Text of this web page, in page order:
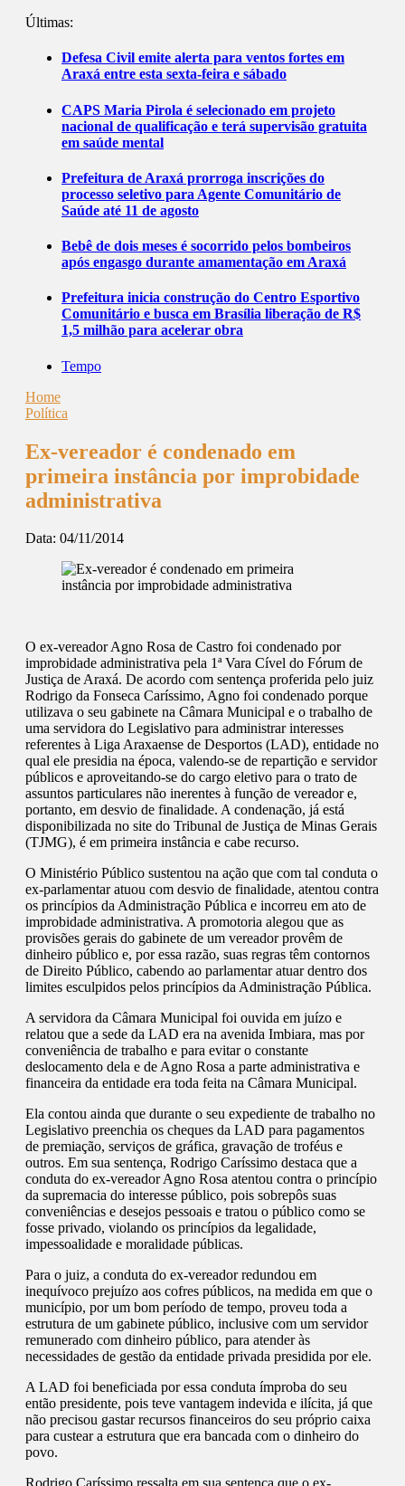
Últimas:
Defesa Civil emite alerta para ventos fortes em
Araxá entre esta sexta-feira e sábado
CAPS Maria Pirola é selecionado em projeto
nacional de qualificação e terá supervisão gratuita
em saúde mental
Prefeitura de Araxá prorroga inscrições do
processo seletivo para Agente Comunitário de
Saúde até 11 de agosto
Bebê de dois meses é socorrido pelos bombeiros
após engasgo durante amamentação em Araxá
Prefeitura inicia construção do Centro Esportivo
Comunitário e busca em Brasília liberação de R$
1,5 milhão para acelerar obra
Tempo
Home
Política
Ex-vereador é condenado em
primeira instância por improbidade
administrativa
Data: 04/11/2014
O ex-vereador Agno Rosa de Castro foi condenado por
improbidade administrativa pela 1ª Vara Cível do Fórum de
Justiça de Araxá. De acordo com sentença proferida pelo juiz
Rodrigo da Fonseca Caríssimo, Agno foi condenado porque
utilizava o seu gabinete na Câmara Municipal e o trabalho de
uma servidora do Legislativo para administrar interesses
referentes à Liga Araxaense de Desportos (LAD), entidade no
qual ele presidia na época, valendo-se de repartição e servidor
públicos e aproveitando-se do cargo eletivo para o trato de
assuntos particulares não inerentes à função de vereador e,
portanto, em desvio de finalidade. A condenação, já está
disponibilizada no site do Tribunal de Justiça de Minas Gerais
(TJMG), é em primeira instância e cabe recurso.
O Ministério Público sustentou na ação que com tal conduta o
ex-parlamentar atuou com desvio de finalidade, atentou contra
os princípios da Administração Pública e incorreu em ato de
improbidade administrativa. A promotoria alegou que as
provisões gerais do gabinete de um vereador provêm de
dinheiro público e, por essa razão, suas regras têm contornos
de Direito Público, cabendo ao parlamentar atuar dentro dos
limites esculpidos pelos princípios da Administração Pública.
A servidora da Câmara Municipal foi ouvida em juízo e
relatou que a sede da LAD era na avenida Imbiara, mas por
conveniência de trabalho e para evitar o constante
deslocamento dela e de Agno Rosa a parte administrativa e
financeira da entidade era toda feita na Câmara Municipal.
Ela contou ainda que durante o seu expediente de trabalho no
Legislativo preenchia os cheques da LAD para pagamentos
de premiação, serviços de gráfica, gravação de troféus e
outros. Em sua sentença, Rodrigo Caríssimo destaca que a
conduta do ex-vereador Agno Rosa atentou contra o princípio
da supremacia do interesse público, pois sobrepôs suas
conveniências e desejos pessoais e tratou o público como se
fosse privado, violando os princípios da legalidade,
impessoalidade e moralidade públicas.
Para o juiz, a conduta do ex-vereador redundou em
inequívoco prejuízo aos cofres públicos, na medida em que o
município, por um bom período de tempo, proveu toda a
estrutura de um gabinete público, inclusive com um servidor
remunerado com dinheiro público, para atender às
necessidades de gestão da entidade privada presidida por ele.
A LAD foi beneficiada por essa conduta ímproba do seu
então presidente, pois teve vantagem indevida e ilícita, já que
não precisou gastar recursos financeiros do seu próprio caixa
para custear a estrutura que era bancada com o dinheiro do
povo.